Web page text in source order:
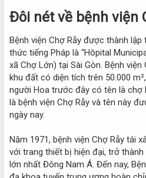
Đôi nét về bệnh viện
Bệnh viện Chợ Rẫy được thành
thức tiếng Pháp là “Hôpital
xã Chợ Lớn) tại Sài Gòn. Bệnh
khu đất có diện tích trên 50.000
người Hoa trước đây có tên là chợ
là bệnh viện Chợ Rẫy và tên này
ngày nay.
Năm 1971, bệnh viện Chợ Rẫy tái
với trang thiết bị hiện đại, trở
lớn nhất Đông Nam Á. Đến nay,